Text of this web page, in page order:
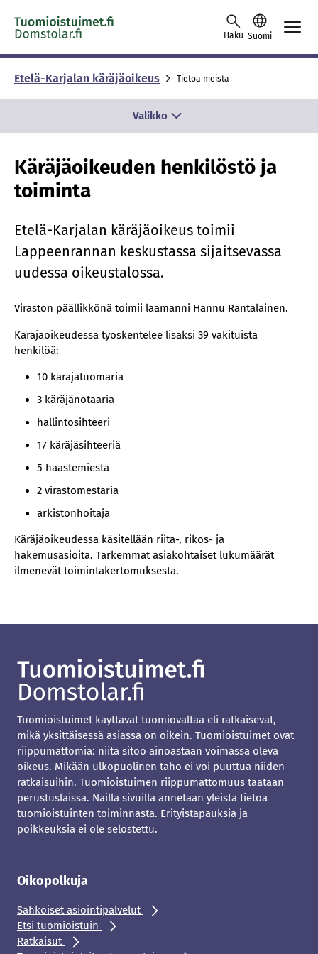
Skip to content -saavutettavuusohje
Haku Suomi
Etelä-Karjalan käräjäoikeus Tietoa meistä
Valikko
Käräjäoikeuden henkilöstö ja
toiminta
Etelä-Karjalan käräjäoikeus toimii
Lappeenrannan keskustassa sijaitsevassa
uudessa oikeustalossa.
Viraston päällikkönä toimii laamanni Hannu Rantalainen.
Käräjäoikeudessa työskentelee lisäksi 39 vakituista
henkilöä:
10 käräjätuomaria
3 käräjänotaaria
hallintosihteeri
17 käräjäsihteeriä
5 haastemiestä
2 virastomestaria
arkistonhoitaja
Käräjäoikeudessa käsitellään riita-, rikos- ja
hakemusasioita. Tarkemmat asiakohtaiset lukumäärät
ilmenevät toimintakertomuksesta.
Tuomioistuimet käyttävät tuomiovaltaa eli ratkaisevat,
mikä yksittäisessä asiassa on oikein. Tuomioistuimet ovat
riippumattomia: niitä sitoo ainoastaan voimassa oleva
oikeus. Mikään ulkopuolinen taho ei voi puuttua niiden
ratkaisuihin. Tuomioistuimen riippumattomuus taataan
perustuslaissa. Näillä sivuilla annetaan yleistä tietoa
tuomioistuinten toiminnasta. Erityistapauksia ja
poikkeuksia ei ole selostettu.
Oikopolkuja
Sähköiset asiointipalvelut
Etsi tuomioistuin
Ratkaisut